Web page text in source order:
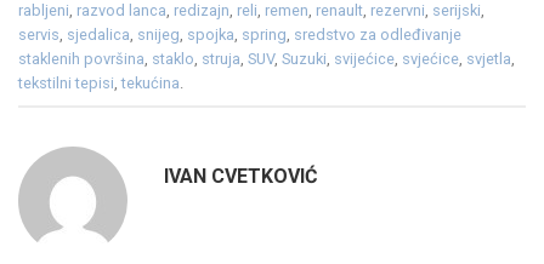
rabljeni, razvod lanca, redizajn, reli, remen, renault, rezervni, serijski,
servis, sjedalica, snijeg, spojka, spring, sredstvo za odleđivanje
staklenih površina, staklo, struja, SUV, Suzuki, svijećice, svjećice, svjetla,
tekstilni tepisi,tekućina.
IVAN CVETKOVIĆ